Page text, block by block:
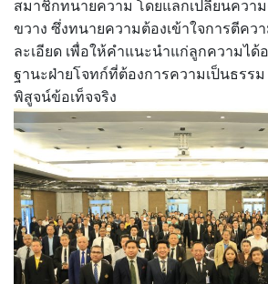
สมาชิกทนายความ โดยแลกเปลี่ยนความ
ขวาง ซึ่งทนายความต้องเข้าใจการตีคว
ละเอียด เพื่อให้คำแนะนำแก่ลูกความได้
ฐานะฝ่ายโจทก์ที่ต้องการความเป็นธรรม
พิสูจน์ข้อเท็จจริง